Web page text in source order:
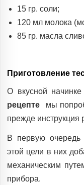
15 гр. соли;
120 мл молока
85 гр. масла
Приготовление
О вкусной
рецепте мы
прежде инструкция
В первую
этой цели в них
механическим
прибора.